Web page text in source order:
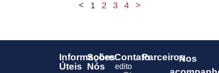
< 1 2 3 4 >
Informações
Úteis
Sobre
Nós
Contato
edito
ParceirosNos